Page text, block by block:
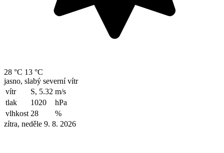
28 °C 13 °C
jasno, slabý severní vítr
vítr
S, 5.32 m/s
tlak
1020
hPa
vlhkost 28
%
zítra, neděle 9. 8. 2026